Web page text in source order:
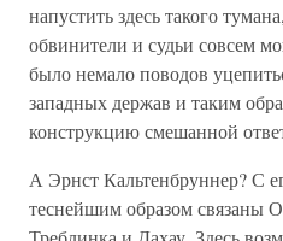
напустить здесь такого
обвинители и судьи совсем
было немало поводов
западных держав и таким
конструкцию смешанной
А Эрнст Кальтенбруннер? С
теснейшим образом связаны